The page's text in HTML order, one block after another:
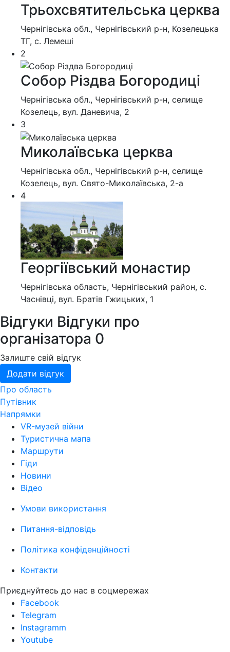
Трьохсвятительська церква
Чернігівська обл., Чернігівський р-н, Козелецька
ТГ, с. Лемеші
2
Собор Різдва Богородиці
Чернігівська обл., Чернігівський р-н, селище
Козелець, вул. Даневича, 2
3
Миколаївська церква
Чернігівська обл., Чернігівський р-н, селище
Козелець, вул. Свято-Миколаївська, 2-а
4
Георгіївський монастир
Чернігівська область, Чернігівський район, с.
Часнівці, вул. Братів Гжицьких, 1
Відгуки Відгуки про
організатора 0
Залиште свій відгук
Додати відгук
Про область
Путівник
Напрямки
VR-музей війни
Туристична мапа
Маршрути
Гіди
Новини
Відео
Умови використання
Питання-відповідь
Політика конфіденційності
Контакти
Приєднуйтесь до нас в соцмережах
Facebook
Telegram
Instagramm
Youtube